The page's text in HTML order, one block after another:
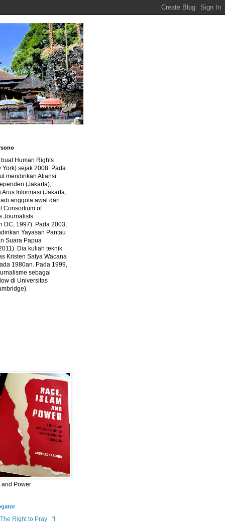
Human Rights
York) sejak 2008. Pada
mendirikan Aliansi
(Jakarta),
Arus Informasi (Jakarta,
anggota awal dari
Consortium of
Journalists
DC, 1997). Pada 2003,
Yayasan Pantau
Suara Papua
Dia kuliah teknik
Kristen Satya Wacana
1980an. Pada 1999,
sebagai
di Universitas
and Power
Right to Pray
“I